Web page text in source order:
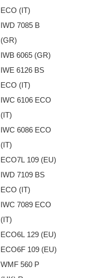
ECO (IT)
IWD 7085 B
(GR)
IWB 6065 (GR)
IWE 6126 BS
ECO (IT)
IWC 6106 ECO
(IT)
IWC 6086 ECO
(IT)
ECO7L 109 (EU)
IWD 7109 BS
ECO (IT)
IWC 7089 ECO
(IT)
ECO6L 129 (EU)
ECO6F 109 (EU)
WMF 560 P